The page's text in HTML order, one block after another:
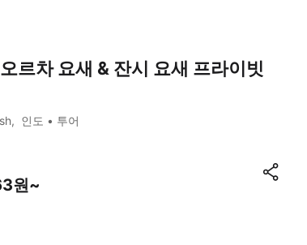
르차 요새 & 잔시 요새 프라이빗
인도 투어
원~